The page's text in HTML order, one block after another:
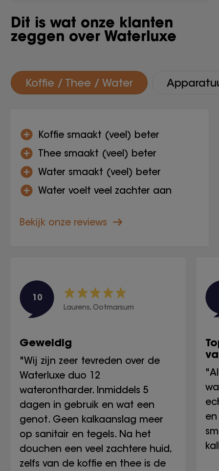
Dit is wat onze klanten
zeggen over Waterluxe
Koffie / Thee / Water
Koffie smaakt (veel) beter
Thee smaakt (veel) beter
Water smaakt (veel) beter
Water voelt veel zachter aan
Bekijk onze reviews
10
Laurens, Ootmarsum
Geweldig
"Wij zijn zeer tevreden over de
Waterluxe duo 12
waterontharder. Inmiddels 5
dagen in gebruik en wat een
genot. Geen kalkaanslag meer
op sanitair en tegels. Na het
douchen een veel zachtere huid,
zelfs van de koffie en thee is de